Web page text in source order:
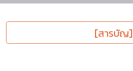
[สารบัญ]